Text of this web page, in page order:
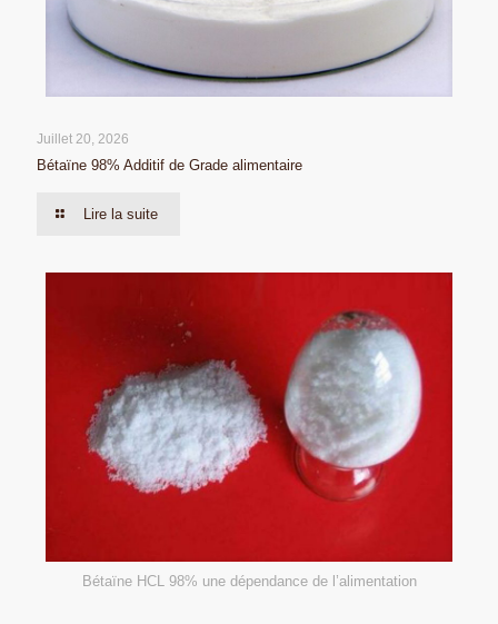
Juillet 20, 2026
Bétaïne 98% Additif de Grade alimentaire
Lire la suite
Bétaïne HCL 98% une dépendance de l’alimentation